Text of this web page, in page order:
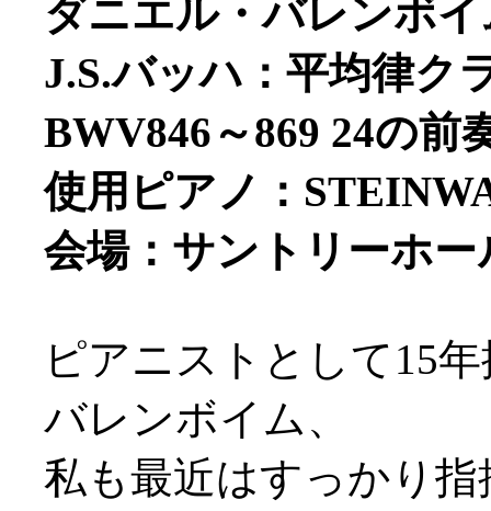
ダニエル・バレンボ
J.S.バッハ：平均律ク
BWV846～869 24の前
使用ピアノ：
会場：サントリーホー
ピアニストとして15
バレンボイム、
私も最近はすっかり